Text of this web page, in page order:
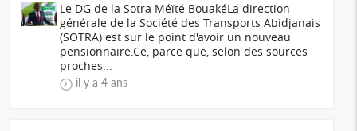
Le DG de la Sotra Méïté BouakéLa direction
générale de la Société des Transports Abidjanais
(SOTRA) est sur le point d'avoir un nouveau
pensionnaire.Ce, parce que, selon des sources
proches...
il y a 4 ans